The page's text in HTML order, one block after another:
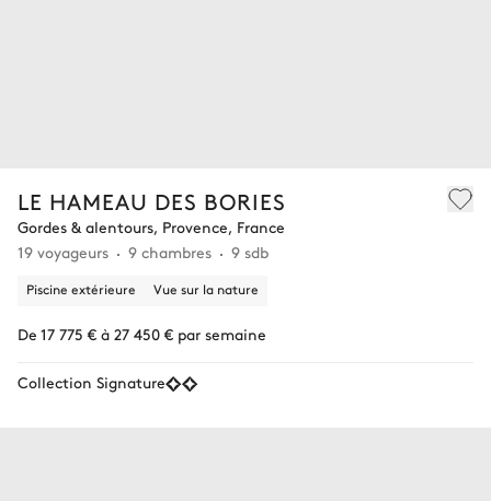
LE HAMEAU DES BORIES
Gordes & alentours, Provence, France
19 voyageurs
9 chambres 9 sdb
Piscine extérieure Vue sur la nature
De 17 775 € à 27 450 € par semaine
Collection Signature